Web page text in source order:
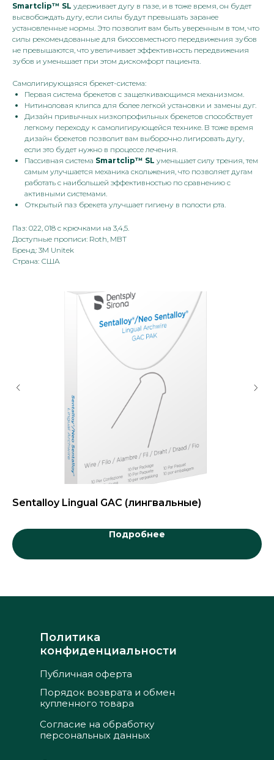
Smartclip™ SL удерживает дугу в пазе, и в тоже время, он будет
высвобождать дугу, если силы будут превышать заранее
установленные нормы. Это позволит вам быть уверенным в том, что
силы рекомендованные для биосовместного передвижения зубов
не превышаются, что увеличивает эффективность передвижения
зубов и уменьшает при этом дискомфорт пациента.
Самолигирующаяся брекет-система:
Первая система брекетов с защелкивающимся механизмом.
Нитиноловая клипса для более легкой установки и замены дуг.
Дизайн привычных низкопрофильных брекетов способствует
легкому переходу к самолигирующейся технике. В тоже время
дизайн брекетов позволит вам выборочно лигировать дугу,
если это будет нужно в процессе лечения.
Пассивная система Smartclip™ SL уменьшает силу трения, тем
самым улучшается механика скольжения, что позволяет дугам
работать с наибольшей эффективностью по сравнению с
активными системами.
Открытый паз брекета улучшает гигиену в полости рта.
Паз: 022, 018 с крючками на 3,4,5.
Доступные прописи: Roth, MBT
Бренд: 3M Unitek
Страна: США
Sentalloy Lingual GAC (лингвальные)
Подробнее
Согласие на обработку
персональных данных
Публичная оферта
Порядок возврата и обмен
купленного товара
Политика
конфиденциальности